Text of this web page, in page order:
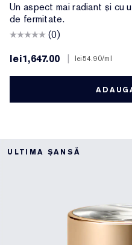
Un aspect mai radiant și cu
de fermitate.
(0)
lei1,647.00
lei54.90/ml
ULTIMA ȘANSĂ